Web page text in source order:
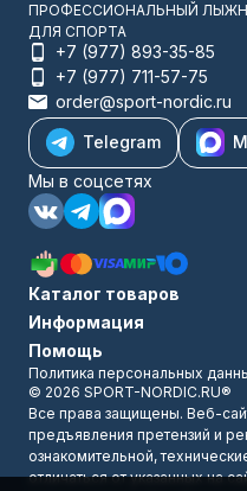
ПРОФЕССИОНАЛЬНЫЙ
ДЛЯ СПОРТА
+7 (977) 893-35-85
+7 (977) 711-57-75
order@sport-nordic.ru
Telegram
Мы в соцсетях
Каталог товаров
Информация
Помощь
Политика персональных
© 2026 SPORT-NORDIC.RU®
Все права защищены. Веб-
предъявления претензий и
ознакомительной,
отличаться от указанных на